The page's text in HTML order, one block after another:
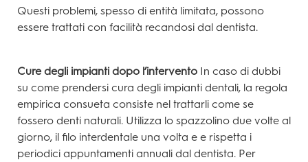
Questi problemi, spesso di entità limitata, possono
essere trattati con facilità recandosi dal dentista.
Cure degli impianti dopo l’intervento In caso di dubbi
su come prendersi cura degli impianti dentali, la regola
empirica consueta consiste nel trattarli come se
fossero denti naturali. Utilizza lo spazzolino due volte al
giorno, il filo interdentale una volta e e rispetta i
periodici appuntamenti annuali dal dentista. Per